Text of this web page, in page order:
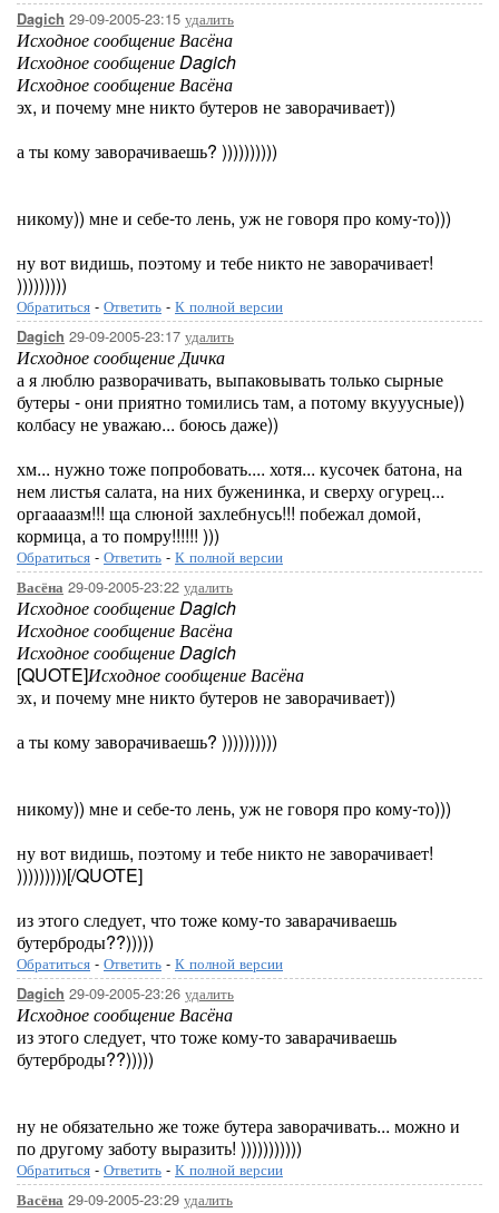
Dagich 29-09-2005-23:15 удалить
Исходное сообщение Васёна
Исходное сообщение Dagich
Исходное сообщение Васёна
эх, и почему мне никто бутеров не заворачивает))
а ты кому заворачиваешь? ))))))))))
никому)) мне и себе-то лень, уж не говоря про кому-то)))
ну вот видишь, поэтому и тебе никто не заворачивает!
)))))))))
Обратиться - Ответить - К полной версии
Dagich 29-09-2005-23:17 удалить
Исходное сообщение Дичка
а я люблю разворачивать, выпаковывать только сырные
бутеры - они приятно томились там, а потому вкууусные))
колбасу не уважаю... боюсь даже))
хм... нужно тоже попробовать.... хотя... кусочек батона, на
нем листья салата, на них буженинка, и сверху огурец...
оргаааазм!!! ща слюной захлебнусь!!! побежал домой,
кормица, а то помру!!!!!! )))
Обратиться - Ответить - К полной версии
Васёна 29-09-2005-23:22 удалить
Исходное сообщение Dagich
Исходное сообщение Васёна
Исходное сообщение Dagich
[QUOTE]Исходное сообщение Васёна
эх, и почему мне никто бутеров не заворачивает))
а ты кому заворачиваешь? ))))))))))
никому)) мне и себе-то лень, уж не говоря про кому-то)))
ну вот видишь, поэтому и тебе никто не заворачивает!
)))))))))[/QUOTE]
из этого следует, что тоже кому-то заварачиваешь
бутерброды??)))))
Обратиться - Ответить - К полной версии
Dagich 29-09-2005-23:26 удалить
Исходное сообщение Васёна
из этого следует, что тоже кому-то заварачиваешь
бутерброды??)))))
ну не обязательно же тоже бутера заворачивать... можно и
по другому заботу выразить! )))))))))))
Обратиться - Ответить - К полной версии
Васёна 29-09-2005-23:29 удалить